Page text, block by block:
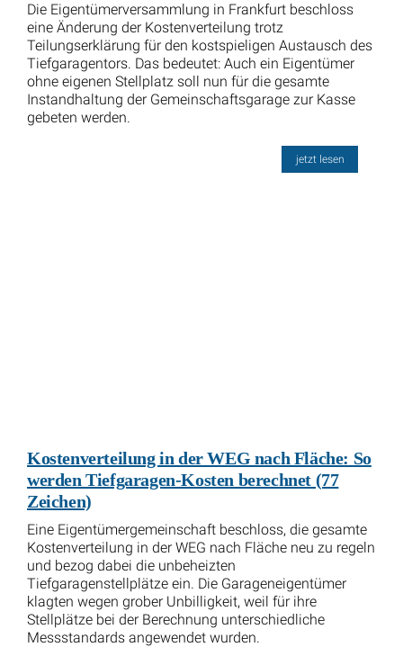
Die Eigentümerversammlung in Frankfurt beschloss
eine Änderung der Kostenverteilung trotz
Teilungserklärung für den kostspieligen Austausch des
Tiefgaragentors. Das bedeutet: Auch ein Eigentümer
ohne eigenen Stellplatz soll nun für die gesamte
Instandhaltung der Gemeinschaftsgarage zur Kasse
gebeten werden.
jetzt lesen
Kostenverteilung in der WEG nach Fläche: So
werden Tiefgaragen-Kosten berechnet (77
Zeichen)
Eine Eigentümergemeinschaft beschloss, die gesamte
Kostenverteilung in der WEG nach Fläche neu zu regeln
und bezog dabei die unbeheizten
Tiefgaragenstellplätze ein. Die Garageneigentümer
klagten wegen grober Unbilligkeit, weil für ihre
Stellplätze bei der Berechnung unterschiedliche
Messstandards angewendet wurden.